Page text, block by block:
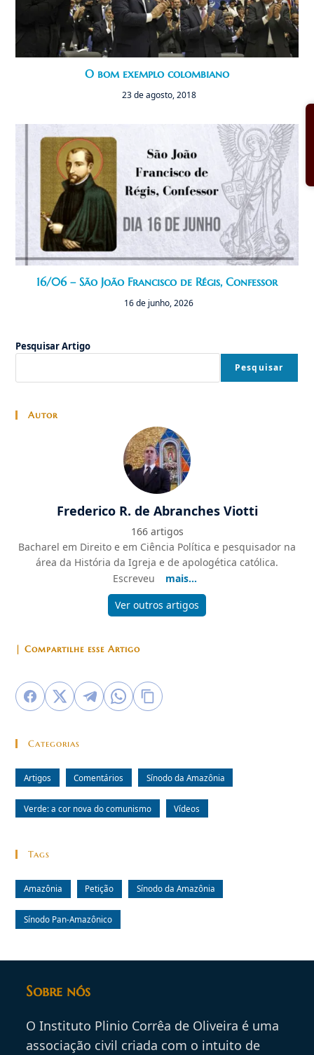
O bom exemplo colombiano
23 de agosto, 2018
16/06 – São João Francisco de Régis, Confessor
16 de junho, 2026
Pesquisar Artigo
Pesquisar
Autor
Frederico R. de Abranches Viotti
166 artigos
Bacharel em Direito e em Ciência Política e pesquisador na
área da História da Igreja e de apologética católica.
Escreveu
mais...
Ver outros artigos
| Compartilhe esse Artigo
Categorias
Artigos Comentários Sínodo da Amazônia
Verde: a cor nova do comunismo Vídeos
Tags
Amazônia Petição Sínodo da Amazônia
Sínodo Pan-Amazônico
Sobre nós
O Instituto Plinio Corrêa de Oliveira é uma
associação civil criada com o intuito de